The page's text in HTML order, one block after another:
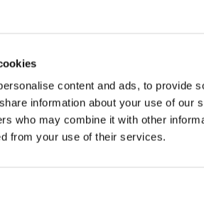
content and ads, to provide
information about your use of our
who may combine it with other
from your use of their services.
med udeservering i Odense